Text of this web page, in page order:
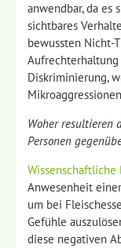
anwendbar, da es
sichtbares
bewussten Nicht-
Diskriminierung,
Woher resultieren
Personen
Wissenschaftliche
Anwesenheit
um bei
Gefühle
diese negativen